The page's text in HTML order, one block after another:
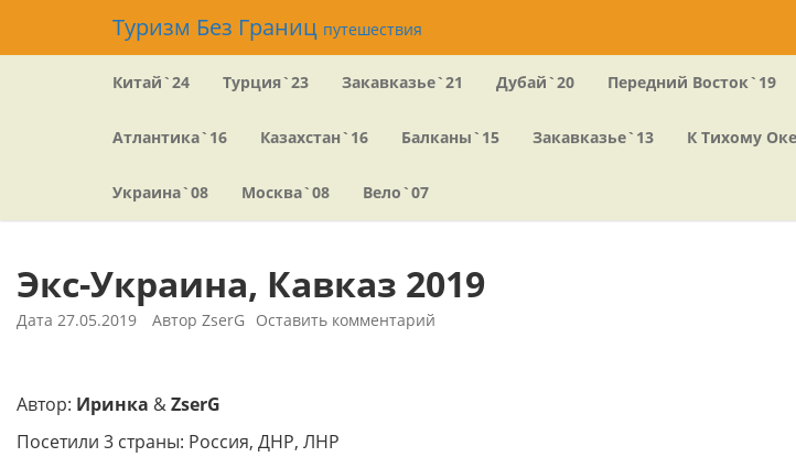
Туризм Без Границ путешествия
Китай`24 Турция`23 Закавказье`21 Дубай`20 Передний Восток`19
Атлантика`16 Казахстан`16 Балканы`15 Закавказье`13 К Тихому
Украина`08 Москва`08 Вело`07
Экс-Украина, Кавказ 2019
Дата 27.05.2019 Автор ZserG Оставить комментарий
Автор: Иринка &ZserG
Посетили 3 страны: Россия, ДНР, ЛНР